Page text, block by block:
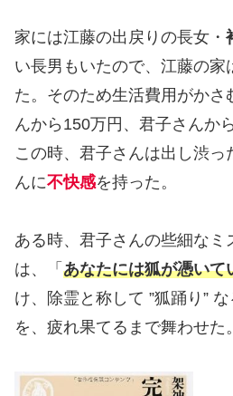
家には江藤の出戻りの長女・
い長男もいたので、江藤の家
た。そのため生活費用がかさ
んから150万円、君子さんか
この時、君子さんは出し渋っ
んに不快感を持った。
ある時、君子さんの些細なミ
は、「 あなたには狐が憑いて
け、除霊と称して ”狐踊り”
を、疲れ果てるまで舞わせた。